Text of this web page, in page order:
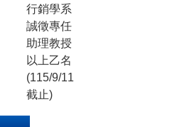
行銷學系
誠徵專任
助理教授
以上乙名
(115/9/11
截止)